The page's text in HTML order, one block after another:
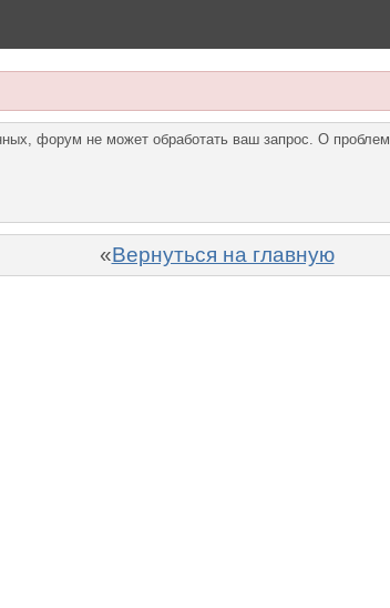
форум не может обработать ваш запрос. О
«Вернуться на главную